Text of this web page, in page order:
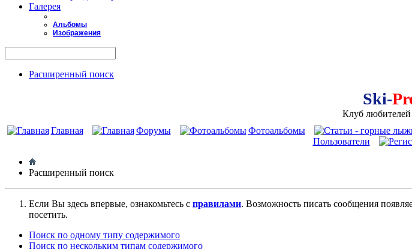
Галерея
Альбомы
Изображения
Расширенный поиск
Ski-
Клуб
Главная
Форумы Фотоальбомы
Пользователи
Расширенный поиск
Если Вы здесь впервые, ознакомьтесь с правилами. Возможность писать сообщения
посетить.
Поиск по одному типу содержимого
Поиск по нескольким типам содержимого